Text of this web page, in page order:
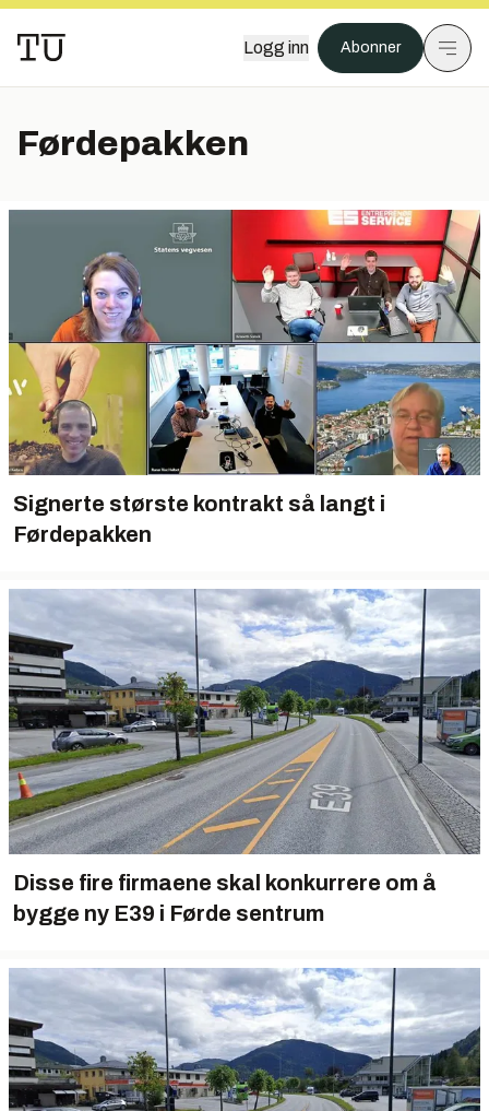
Logg inn Abonner
Førdepakken
Signerte største kontrakt så langt i
Førdepakken
Disse fire firmaene skal konkurrere om å
bygge ny E39 i Førde sentrum